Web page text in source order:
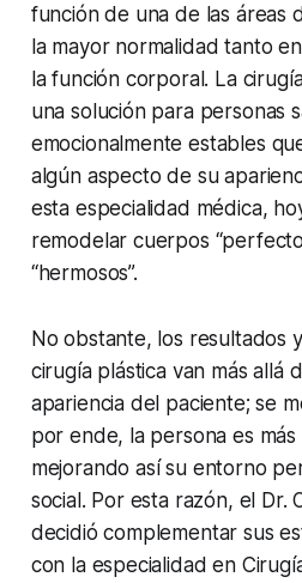
función de una de las áreas
la mayor normalidad tanto
la función corporal. La
una solución para personas
emocionalmente estables
algún aspecto de su
esta especialidad médica,
remodelar cuerpos
“hermosos”.
No obstante, los resultados
cirugía plástica van más allá
apariencia del paciente; se
por ende, la persona es
mejorando así su entorno
social. Por esta razón, el Dr.
decidió complementar sus
con la especialidad en